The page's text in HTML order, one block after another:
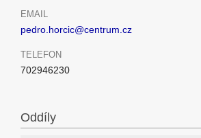
EMAIL
pedro.horcic@centrum.cz
TELEFON
702946230
Oddíly